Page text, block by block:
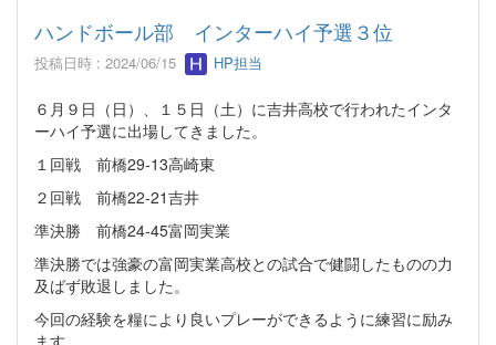
ハンドボール部 インターハイ予選３位
投稿日時 : 2024/06/15 HP担当
６月９日（日）、１５日（土）に吉井高校で行われたインタ
ーハイ予選に出場してきました。
１回戦 前橋29-13高崎東
２回戦 前橋22-21吉井
準決勝 前橋24-45富岡実業
準決勝では強豪の富岡実業高校との試合で健闘したものの力
及ばず敗退しました。
今回の経験を糧により良いプレーができるように練習に励み